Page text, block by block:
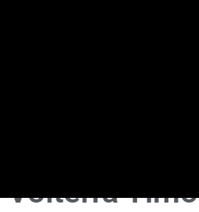
Volterra Timo